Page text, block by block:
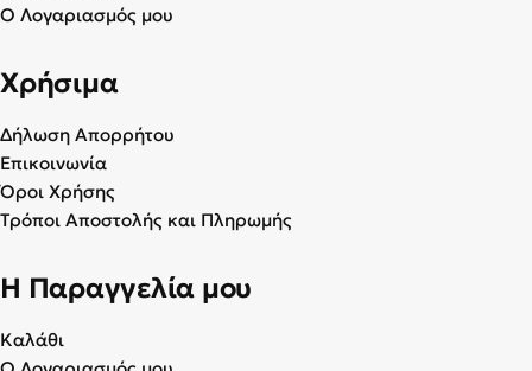
Ο Λογαριασμός μου
Χρήσιμα
Δήλωση Απορρήτου
Επικοινωνία
Όροι Χρήσης
Τρόποι Αποστολής και Πληρωμής
Η Παραγγελία μου
Καλάθι